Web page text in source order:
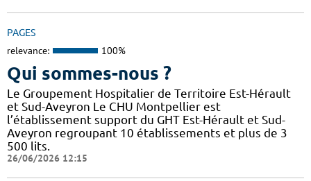
PAGES
relevance: 100%
Qui sommes-nous ?
Le Groupement Hospitalier de Territoire Est-Hérault
et Sud-Aveyron Le CHU Montpellier est
l’établissement support du GHT Est-Hérault et Sud-
Aveyron regroupant 10 établissements et plus de 3
500 lits.
26/06/2026 12:15